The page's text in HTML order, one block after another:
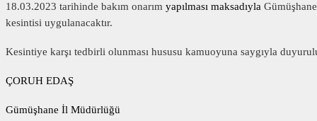
18.03.2023 tarihinde bakım onarım yapılması maksadıyla
kesintisi uygulanacaktır.
Kesintiye karşı tedbirli olunması hususu kamuoyuna saygıyla
ÇORUH EDAŞ
Gümüşhane İl Müdürlüğü